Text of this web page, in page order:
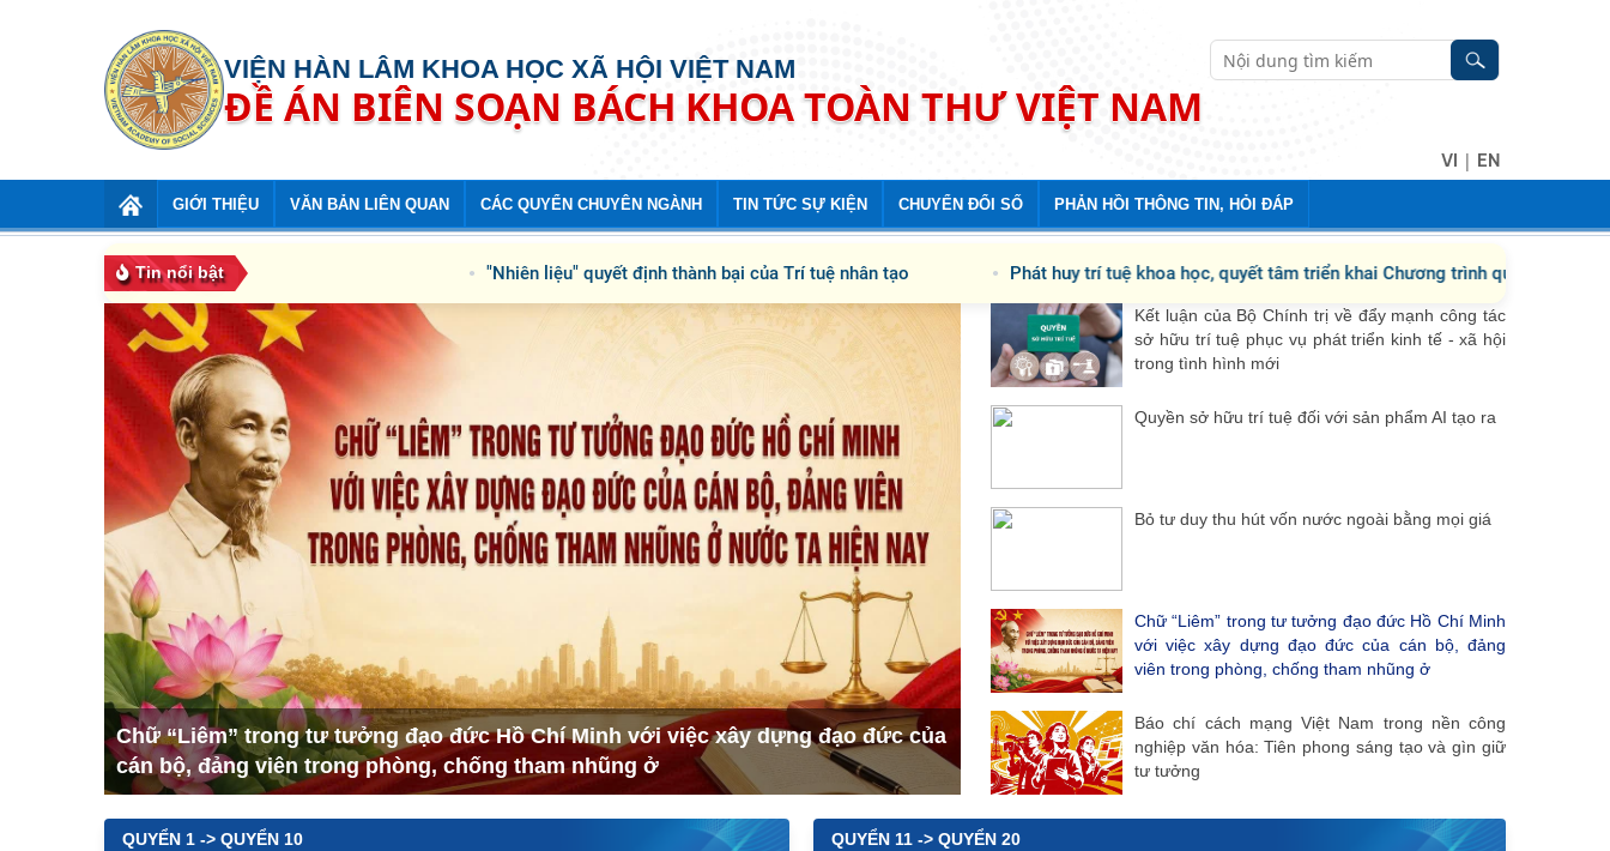
VIỆN HÀN LÂM KHOA HỌC XÃ HỘI VIỆT NAM
ĐỀ ÁN BIÊN SOẠN BÁCH KHOA TOÀN THƯ VIỆT NAM
VI | EN
GIỚI THIỆU VĂN BẢN LIÊN QUAN CÁC QUYỂN CHUYÊN NGÀNH TIN TỨC SỰ KIỆN CHUYỂN ĐỔI SỐ PHẢN HỒI THÔNG TIN, HỎI ĐÁP
Tin nổi bật "Nhiên liệu" quyết định thành bại của Trí tuệ nhân tạo Phát huy trí tuệ khoa học, quyết tâm triển khai Chương trình quốc gia Biên
Chữ “Liêm” trong tư tưởng đạo đức Hồ Chí Minh với việc xây dựng đạo đức của cán bộ, đảng viên trong
phòng, chống tham nhũng ở
Chữ “Liêm” trong tư tưởng đạo đức Hồ Chí Minh với việc xây dựng đạo đức của
cán bộ, đảng viên trong phòng, chống tham nhũng ở
Kết luận của Bộ Chính trị về đẩy mạnh công tác
sở hữu trí tuệ phục vụ phát triển kinh tế - xã hội
trong tình hình mới
Quyền sở hữu trí tuệ đối với sản phẩm AI tạo ra
Bỏ tư duy thu hút vốn nước ngoài bằng mọi giá
Chữ “Liêm” trong tư tưởng đạo đức Hồ Chí Minh
với việc xây dựng đạo đức của cán bộ, đảng
viên trong phòng, chống tham nhũng ở
Báo chí cách mạng Việt Nam trong nền công
nghiệp văn hóa: Tiên phong sáng tạo và gìn giữ
tư tưởng
QUYỂN 1 -> QUYỂN 10 QUYỂN 11 -> QUYỂN 20